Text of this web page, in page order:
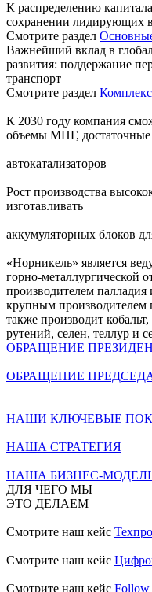
К распределению
сохранении лидирующих в
Смотрите раздел
Важнейший вклад в
развития: поддержание
транспорт
Смотрите раздел
К 2030 году компания
объемы МПГ, достаточные
автокатализаторов
Рост производства
изготавливать
аккумуляторных блоков
«Норникель» является
горно-металлургической
производителем
крупным
также производит
рутений, селен, теллур и
ОБРАЩЕНИЕ
ОБРАЩЕНИЕ
НАШИ КЛЮЧЕВЫЕ
НАША СТРАТЕГИЯ
НАША БИЗНЕС-
ДЛЯ ЧЕГО МЫ
ЭТО ДЕЛАЕМ
Смотрите наш кейс
Смотрите наш кейс
Смотрите наш кейс Follow